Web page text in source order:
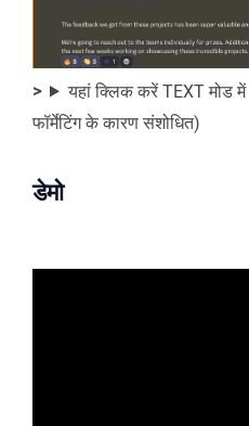
यहां क्लिक करें TEXT मोड
फॉर्मेटिंग के कारण संशोधित)
डेमो